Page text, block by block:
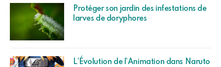
Protéger son jardin des infestations de
larves de doryphores
L’Évolution de l’Animation dans Naruto